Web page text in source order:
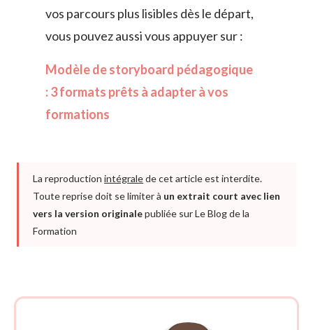
vos parcours plus lisibles dès le départ,
vous pouvez aussi vous appuyer sur :
Modèle de storyboard pédagogique
: 3 formats prêts à adapter à vos
formations
La reproductionintégralede cet article est interdite.
Toute reprise doit se limiter à un extrait court avec lien
vers la version originalepubliée sur Le Blog de la
Formation